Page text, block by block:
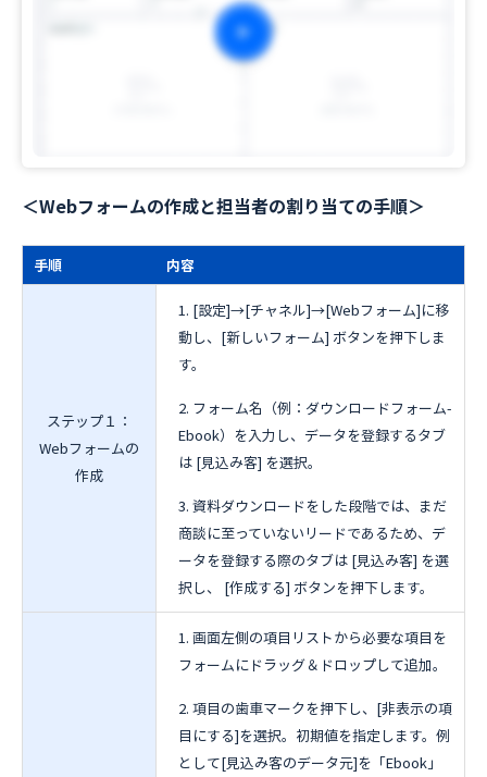
＜Webフォームの作成と担当者の割り当ての手順＞
手順 内容
ステップ１：
Webフォームの
作成
[設定]→[チャネル]→[Webフォーム]に移
動し、[新しいフォーム] ボタンを押下しま
す。
フォーム名（例：ダウンロードフォーム-
Ebook）を入力し、データを登録するタブ
は [見込み客] を選択。
資料ダウンロードをした段階では、まだ
商談に至っていないリードであるため、デ
ータを登録する際のタブは [見込み客] を選
択し、 [作成する] ボタンを押下します。
画面左側の項目リストから必要な項目を
フォームにドラッグ＆ドロップして追加。
項目の歯車マークを押下し、[非表示の項
目にする]を選択。初期値を指定します。例
として[見込み客のデータ元]を「Ebook」